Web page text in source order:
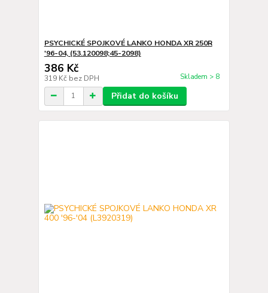
PSYCHICKÉ SPOJKOVÉ LANKO HONDA XR 250R
'96-04, (53.120098;45-2098)
386 Kč
319 Kč bez DPH Skladem > 8
Přidat do košíku